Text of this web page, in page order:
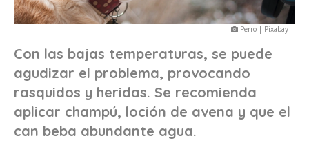
Perro | Pixabay
Con las bajas temperaturas, se puede
agudizar el problema, provocando
rasquidos y heridas. Se recomienda
aplicar champú, loción de avena y que el
can beba abundante agua.